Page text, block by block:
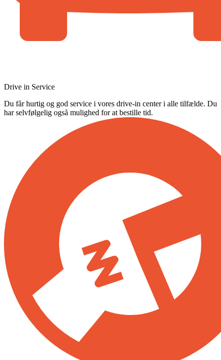
Drive in Service
Du får hurtig og god service i vores drive-in center i alle tilfælde. Du
har selvfølgelig også mulighed for at bestille tid.